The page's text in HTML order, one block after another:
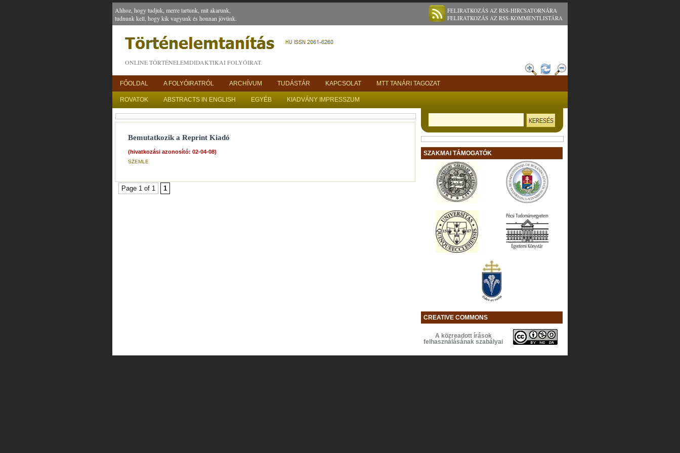
Ahhoz, hogy tudjuk, merre tartunk, mit akarunk,
tudnunk kell, hogy kik vagyunk és honnan jövünk.
FELIRATKOZÁS AZ RSS-HIRCSATORNÁRA
FELIRATKOZÁS AZ RSS-KOMMENTLISTÁRA
ONLINE TÖRTÉNELEMDIDAKTIKAI FOLYÓIRAT.
FŐOLDAL A FOLYÓIRATRÓL ARCHÍVUM TUDÁSTÁR KAPCSOLAT MTT TANÁRI TAGOZAT
ROVATOK ABSTRACTS IN ENGLISH EGYÉB KIADVÁNY IMPRESSZUM
Bemutatkozik a Reprint Kiadó
(hivatkozási azonosító: 02-04-08)
SZEMLE
Page 1 of 1 1
SZAKMAI TÁMOGATÓK
CREATIVE COMMONS
A közreadott írások
felhasználásának szabályai